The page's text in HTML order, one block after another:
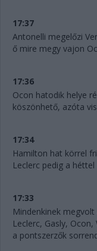
17:37
Antonelli megelőzi
ő mire megy vajon
17:36
Ocon hatodik helye
köszönhető, azóta
17:34
Hamilton hat körrel
Leclerc pedig a
17:33
Mindenkinek
Leclerc, Gasly,
a pontszerzők